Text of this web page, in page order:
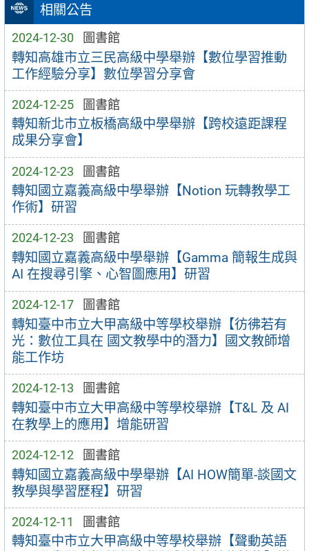
相關公告
2024-12-30 圖書館
轉知高雄市立三民高級中學舉辦【數位學習推動
工作經驗分享】數位學習分享會
2024-12-25 圖書館
轉知新北市立板橋高級中學舉辦【跨校遠距課程
成果分享會】
2024-12-23 圖書館
轉知國立嘉義高級中學舉辦【Notion 玩轉教學工
作術】研習
2024-12-23 圖書館
轉知國立嘉義高級中學舉辦【Gamma 簡報生成與
AI 在搜尋引擎、心智圖應用】研習
2024-12-17 圖書館
轉知臺中市立大甲高級中等學校舉辦【彷彿若有
光：數位工具在 國文教學中的潛力】國文教師增
能工作坊
2024-12-13 圖書館
轉知臺中市立大甲高級中等學校舉辦【T&L 及 AI
在教學上的應用】增能研習
2024-12-12 圖書館
轉知國立嘉義高級中學舉辦【AI HOW簡單-談國文
教學與學習歷程】研習
2024-12-11 圖書館
轉知臺中市立大甲高級中等學校舉辦【聲動英語